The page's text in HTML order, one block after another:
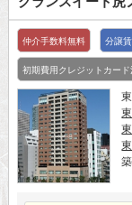
仲介手数料無料 分譲
初期費用クレジットカー